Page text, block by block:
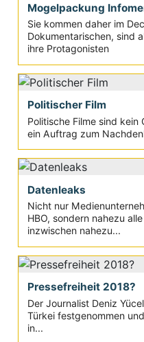
Mogelpackung
Sie kommen daher im
Dokumentarischen, sind
ihre Protagonisten
Politischer Film
Politische Filme sind kein
ein Auftrag zum
Datenleaks
Nicht nur
HBO, sondern nahezu
inzwischen nahezu...
Pressefreiheit 2018?
Der Journalist Deniz
Türkei festgenommen
in...